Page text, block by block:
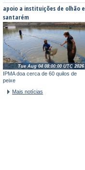
apoio a instituições de olhão e
santarém
IPMA doa cerca de 60 quilos de
peixe
Tue Aug 04 08:00:00 UTC 2026
Mais notícias